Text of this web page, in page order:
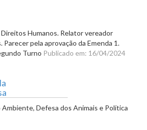
Humanos. Relator vereador
Parecer pela aprovação da Emenda 1.
Turno Publicado em: 16/04/2024
Defesa dos Animais e Política